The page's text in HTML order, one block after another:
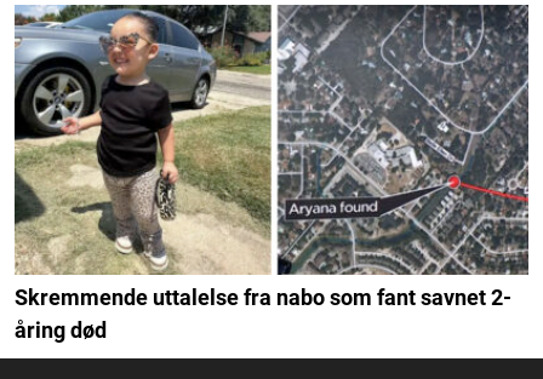
Skremmende uttalelse fra nabo som fant savnet 2-
åring død